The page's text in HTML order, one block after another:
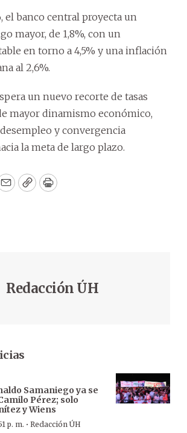
el banco central proyecta un
mayor, de 1,8%, con un
en torno a 4,5% y una inflación
al 2,6%.
un nuevo recorte de tasas
mayor dinamismo económico,
y convergencia
la meta de largo plazo.
EmailCopyPrint
Redacción ÚH
Samaniego ya se
Pérez; solo
y Wiens
p. m. · Redacción ÚH